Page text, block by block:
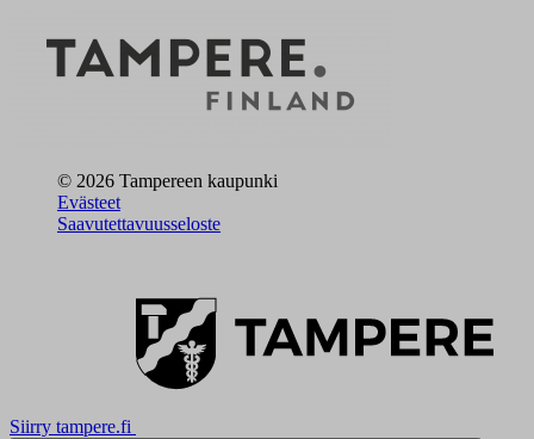
© 2026 Tampereen kaupunki
Evästeet
Saavutettavuusseloste
Siirry tampere.fi